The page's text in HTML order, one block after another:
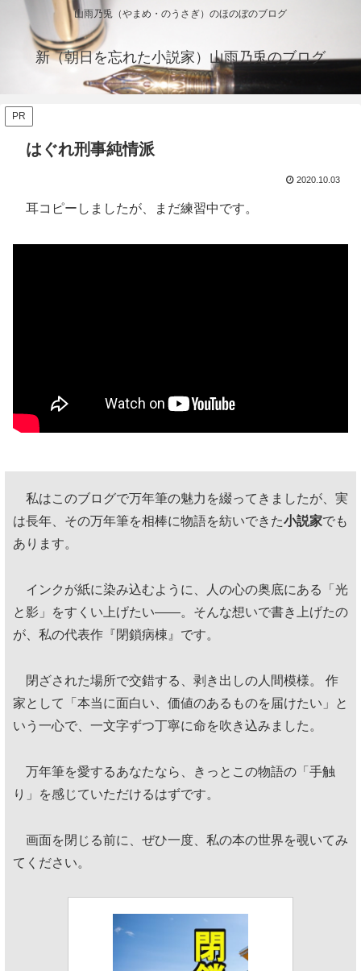
山雨乃兎（やまめ・のうさぎ）のほのぼのブログ
新（朝日を忘れた小説家）山雨乃兎のブログ
PR
はぐれ刑事純情派
2020.10.03
耳コピーしましたが、まだ練習中です。
私はこのブログで万年筆の魅力を綴ってきましたが、実
は長年、その万年筆を相棒に物語を紡いできた小説家でも
あります。
インクが紙に染み込むように、人の心の奥底にある「光
と影」をすくい上げたい——。そんな想いで書き上げたの
が、私の代表作『閉鎖病棟』です。
閉ざされた場所で交錯する、剥き出しの人間模様。 作
家として「本当に面白い、価値のあるものを届けたい」と
いう一心で、一文字ずつ丁寧に命を吹き込みました。
万年筆を愛するあなたなら、きっとこの物語の「手触
り」を感じていただけるはずです。
画面を閉じる前に、ぜひ一度、私の本の世界を覗いてみ
てください。